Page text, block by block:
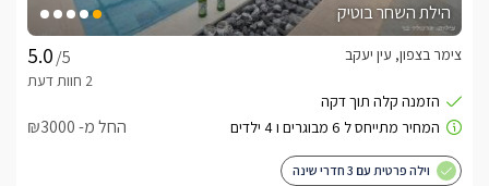
הילת השחר בוטיק
/5
צימר בצפון, עין יעקב
החל מ- ₪3000
וילה פרטית עם 3 חדרי שינה